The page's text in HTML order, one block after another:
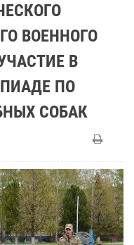
ВОЕННОГО
В
ПО
СОБАК